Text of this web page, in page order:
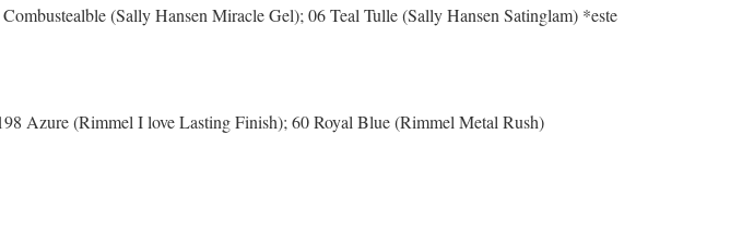
(Sally Hansen Miracle Gel); 06 Teal Tulle (Sally Hansen Satinglam) *este
Azure (Rimmel I love Lasting Finish); 60 Royal Blue (Rimmel Metal Rush)